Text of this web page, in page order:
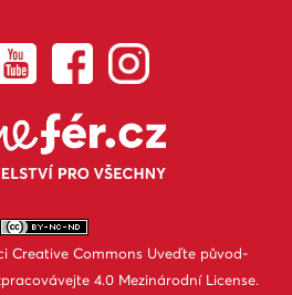
Creative Commons Uveďte původ-
4.0 Mezinárodní License.